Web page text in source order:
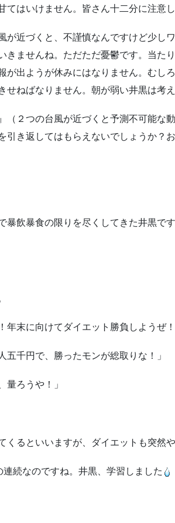
てはいけません。皆さん十二分に注意
が近づくと、不謹慎なんですけど少し
きませんね。ただただ憂鬱です。当た
が出ようが休みにはなりません。むし
せねばなりません。朝が弱い井黒は考
（２つの台風が近づくと予測不可能な
引き返してはもらえないでしょうか？
暴飲暴食の限りを尽くしてきた井黒で
末に向けてダイエット勝負しようぜ！
で、勝ったモンが総取りな！」
うや！」
くるといいますが、ダイエットも突然
連続なのですね。井黒、学習しました